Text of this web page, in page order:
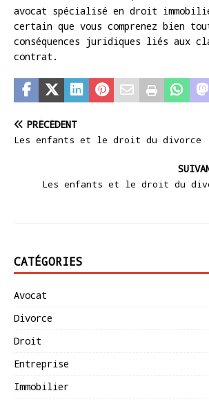
avocat spécialisé en droit
certain que vous comprenez bien
conséquences juridiques liés aux
contrat.
PRÉCÉDENT
Les enfants et le droit du divorce
Les enfants et le droit du
CATÉGORIES
Avocat
Divorce
Droit
Entreprise
Immobilier